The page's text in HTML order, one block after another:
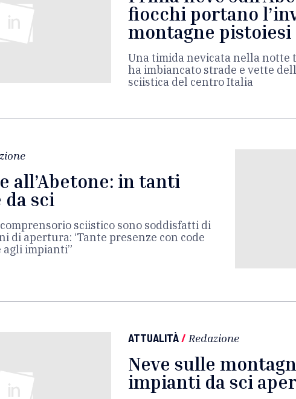
fiocchi portano
montagne pistoiesi
Una timida nevicata nella notte
ha imbiancato strade e vette
sciistica del centro Italia
all’Abetone: in tanti
sci
sciistico sono soddisfatti di
di apertura: ‘Tante presenze con code
impianti”
ATTUALITÀ/ Redazione
Neve sulle
impianti da sci